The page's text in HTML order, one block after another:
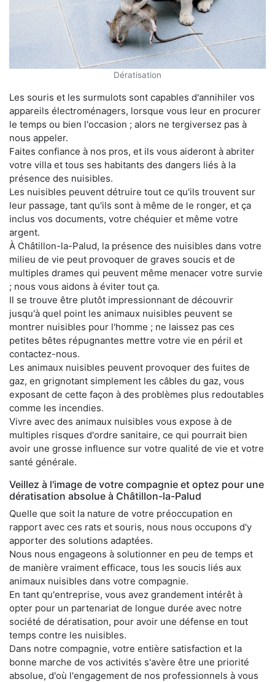
Dératisation
Les souris et les surmulots sont capables d'annihiler vos
appareils électroménagers, lorsque vous leur en procurer
le temps ou bien l'occasion ; alors ne tergiversez pas à
nous appeler.
Faites confiance à nos pros, et ils vous aideront à abriter
votre villa et tous ses habitants des dangers liés à la
présence des nuisibles.
Les nuisibles peuvent détruire tout ce qu'ils trouvent sur
leur passage, tant qu'ils sont à même de le ronger, et ça
inclus vos documents, votre chéquier et même votre
argent.
À Châtillon-la-Palud, la présence des nuisibles dans votre
milieu de vie peut provoquer de graves soucis et de
multiples drames qui peuvent même menacer votre survie
; nous vous aidons à éviter tout ça.
Il se trouve être plutôt impressionnant de découvrir
jusqu'à quel point les animaux nuisibles peuvent se
montrer nuisibles pour l'homme ; ne laissez pas ces
petites bêtes répugnantes mettre votre vie en péril et
contactez-nous.
Les animaux nuisibles peuvent provoquer des fuites de
gaz, en grignotant simplement les câbles du gaz, vous
exposant de cette façon à des problèmes plus redoutables
comme les incendies.
Vivre avec des animaux nuisibles vous expose à de
multiples risques d'ordre sanitaire, ce qui pourrait bien
avoir une grosse influence sur votre qualité de vie et votre
santé générale.
Veillez à l'image de votre compagnie et optez pour une
dératisation absolue à Châtillon-la-Palud
Quelle que soit la nature de votre préoccupation en
rapport avec ces rats et souris, nous nous occupons d'y
apporter des solutions adaptées.
Nous nous engageons à solutionner en peu de temps et
de manière vraiment efficace, tous les soucis liés aux
animaux nuisibles dans votre compagnie.
En tant qu'entreprise, vous avez grandement intérêt à
opter pour un partenariat de longue durée avec notre
société de dératisation, pour avoir une défense en tout
temps contre les nuisibles.
Dans notre compagnie, votre entière satisfaction et la
bonne marche de vos activités s'avère être une priorité
absolue, d'où l'engagement de nos professionnels à vous